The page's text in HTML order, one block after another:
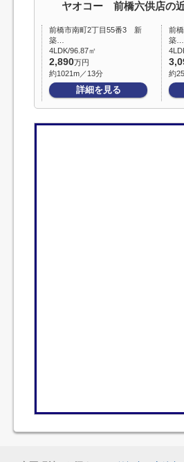
ヤオコー 前橋六供店の
前橋市南町2丁目55番3 新
築…
4LDK/96.87㎡
2,890万円
約1021m／13分
詳細を見る
前
築…
約